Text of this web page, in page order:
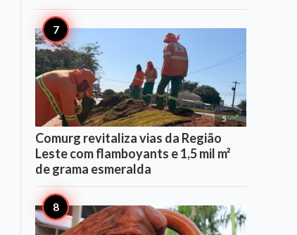
5 
Comurg revitaliza vias da Região
Leste com flamboyants e 1,5 mil m²
de grama esmeralda